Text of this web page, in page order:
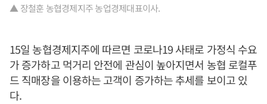
▲ 장철훈 농협경제지주 농업경제대표이사.
15일 농협경제지주에 따르면 코로나19 사태로 가정식 수요
가 증가하고 먹거리 안전에 관심이 높아지면서 농협 로컬푸
드 직매장을 이용하는 고객이 증가하는 추세를 보이고 있
다.